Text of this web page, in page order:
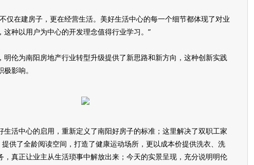
仅在建房子，更在经营生活。美好生活中心的每一个细节都体现了对业
这种以用户为中心的开发理念值得行业学习。”
明伦为南阳房地产行业转型升级提供了新思路和新方向，这种创新实践
影响。
生活中心的启用，重新定义了南阳好房子的标准；这里解决了双职工家
提供了全龄阅读空间，打造了健康运动场所，更以成本价提供洗衣、洗
，真正让业主从生活琐事中解放出来；今天的实景呈现，充分说明明伦